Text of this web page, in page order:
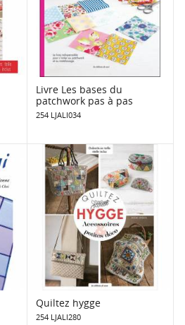
Livre Les bases du
patchwork pas à pas
254 LJALI034
Quiltez hygge
254 LJALI280